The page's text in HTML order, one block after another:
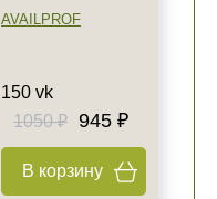
AVAILPROF
150 vk
1050 ₽ 945 ₽
В корзину